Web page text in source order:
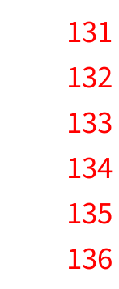
131
132
133
134
135
136